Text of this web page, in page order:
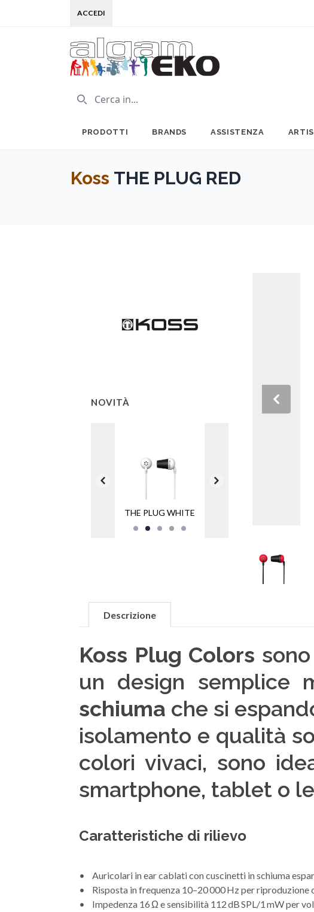
ACCEDI
PRODOTTI BRANDS ASSISTENZA
Koss THE PLUG RED
NOVITÀ
THE PLUG WHITE
Previous
Descrizione
Koss Plug Colors
un design semplice
schiuma che si
isolamento e qualità
colori vivaci, sono
smartphone, tablet o
Caratteristiche di rilievo
• Auricolari in ear cablati con cuscinetti in schiuma
• Risposta in frequenza 10–20 000 Hz per riproduzione
• Impedenza 16 Ω e sensibilità 112 dB SPL/1 mW per